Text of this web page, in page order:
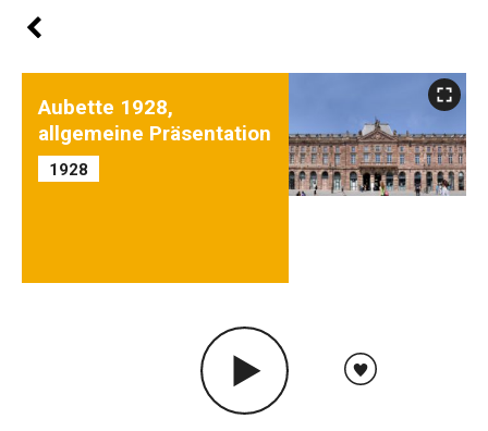
Aubette 1928,
allgemeine Präsentation
1928